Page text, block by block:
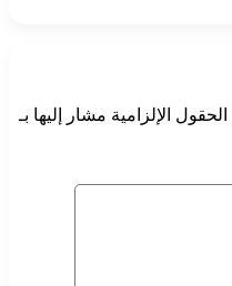
الحقول الإلزامية مشار إليها بـ